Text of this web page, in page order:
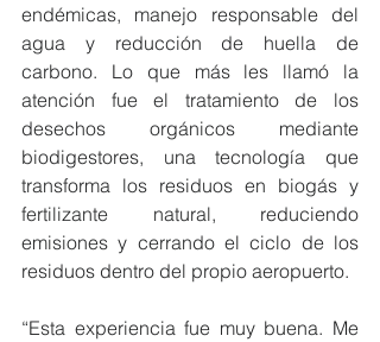
endémicas, manejo responsable del
agua y reducción de huella de
carbono. Lo que más les llamó la
atención fue el tratamiento de los
desechos orgánicos mediante
biodigestores, una tecnología que
transforma los residuos en biogás y
fertilizante natural, reduciendo
emisiones y cerrando el ciclo de los
residuos dentro del propio aeropuerto.
“Esta experiencia fue muy buena. Me